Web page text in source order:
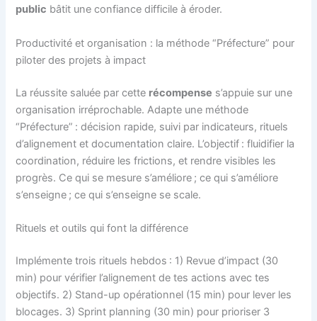
public bâtit une confiance difficile à éroder.
Productivité et organisation : la méthode “Préfecture” pour
piloter des projets à impact
La réussite saluée par cette récompense s’appuie sur une
organisation irréprochable. Adapte une méthode
“Préfecture” : décision rapide, suivi par indicateurs, rituels
d’alignement et documentation claire. L’objectif : fluidifier la
coordination, réduire les frictions, et rendre visibles les
progrès. Ce qui se mesure s’améliore ; ce qui s’améliore
s’enseigne ; ce qui s’enseigne se scale.
Rituels et outils qui font la différence
Implémente trois rituels hebdos : 1) Revue d’impact (30
min) pour vérifier l’alignement de tes actions avec tes
objectifs. 2) Stand-up opérationnel (15 min) pour lever les
blocages. 3) Sprint planning (30 min) pour prioriser 3